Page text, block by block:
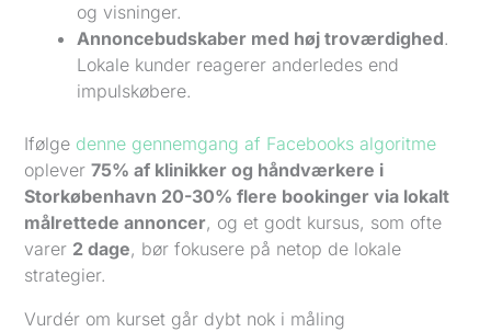
og visninger.
Annoncebudskaber med høj troværdighed.
Lokale kunder reagerer anderledes end
impulskøbere.
Ifølge denne gennemgang af Facebooks algoritme
oplever75% af klinikker og håndværkere i
Storkøbenhavn 20-30% flere bookinger via lokalt
målrettede annoncer, og et godt kursus, som ofte
varer 2 dage, bør fokusere på netop de lokale
strategier.
Vurdér om kurset går dybt nok i måling